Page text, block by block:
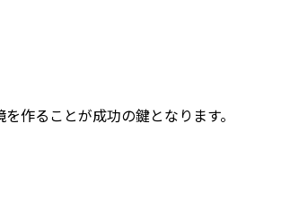
作ることが成功の鍵となります。